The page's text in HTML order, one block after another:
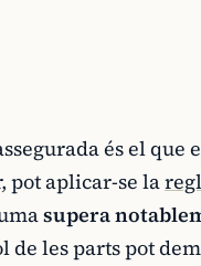
és el que
pot aplicar-se la
supera
de les parts pot